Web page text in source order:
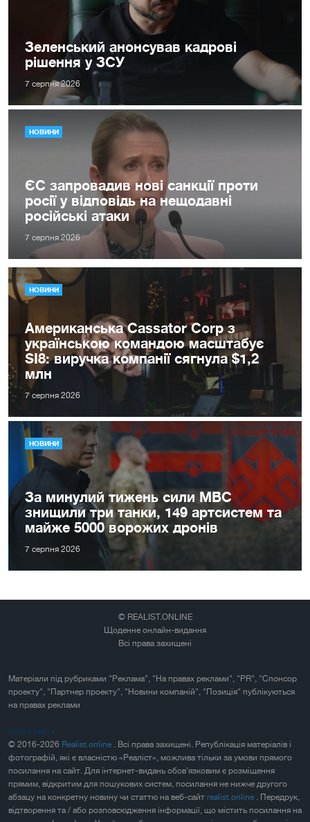
Зеленський анонсував кадрові
рішення у ЗСУ
7 серпня 2026
НОВИНИ
ЄС запровадив нові санкції проти
росії у відповідь на нещодавні
російські атаки
7 серпня 2026
НОВИНИ
Американська Cassator Corp з
українською командою масштабує
SI8: виручка компанії сягнула $1,2
млн
7 серпня 2026
НОВИНИ
За минулий тижень сили МВС
знищили три танки, 149 артсистем та
майже 5000 ворожих дронів
7 серпня 2026
© REALIST.ONLINE
Щоденне онлайн-видання
Всі права захищені
Матеріали під рубриками "Реклама", "На правах реклами", "PR", "Спонсор
проекту", "Партнер проекту", "Новини компаній", "Позиція" публікуються
на правах реклами
Карта сайта
© 2016-2026 Realist.online
. Всі права захищені. Републікація матеріалів і
фотографій, які є власністю «Реаліст», можлива тільки за умови прямого
посилання на сайт. Для інтернет-видань обов'язковим є розміщення
прямим, відкритим для пошукових систем, посилання не нижче другого
абзацу на конкретну новину чи статтю на веб-сайт realist.online
. Передрук,
відтворення та / або розповсюдження інформації, що містить посилання на